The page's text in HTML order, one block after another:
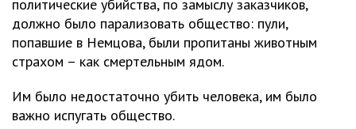
политические убийства, по замыслу заказчиков,
должно было парализовать общество: пули,
попавшие в Немцова, были пропитаны животным
страхом – как смертельным ядом.
Им было недостаточно убить человека, им было
важно испугать общество.